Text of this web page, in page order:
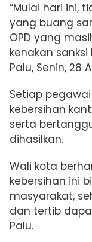
“Mulai hari ini,
yang buang
OPD yang
kenakan sanksi
Palu, Senin, 28
Setiap
kebersihan
serta
dihasilkan.
Wali kota
kebersihan ini
masyarakat,
dan tertib
Palu.